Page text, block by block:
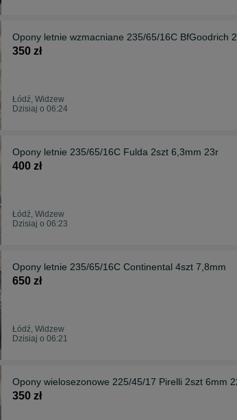
Opony letnie wzmacniane 235/65/16C BfGoodrich
350 zł
Łódź, Widzew
Dzisiaj o 06:24
Opony letnie 235/65/16C Fulda 2szt 6,3mm 23r
400 zł
Łódź, Widzew
Dzisiaj o 06:23
Opony letnie 235/65/16C Continental 4szt 7,8mm
650 zł
Łódź, Widzew
Dzisiaj o 06:21
Opony wielosezonowe 225/45/17 Pirelli 2szt 6mm
350 zł